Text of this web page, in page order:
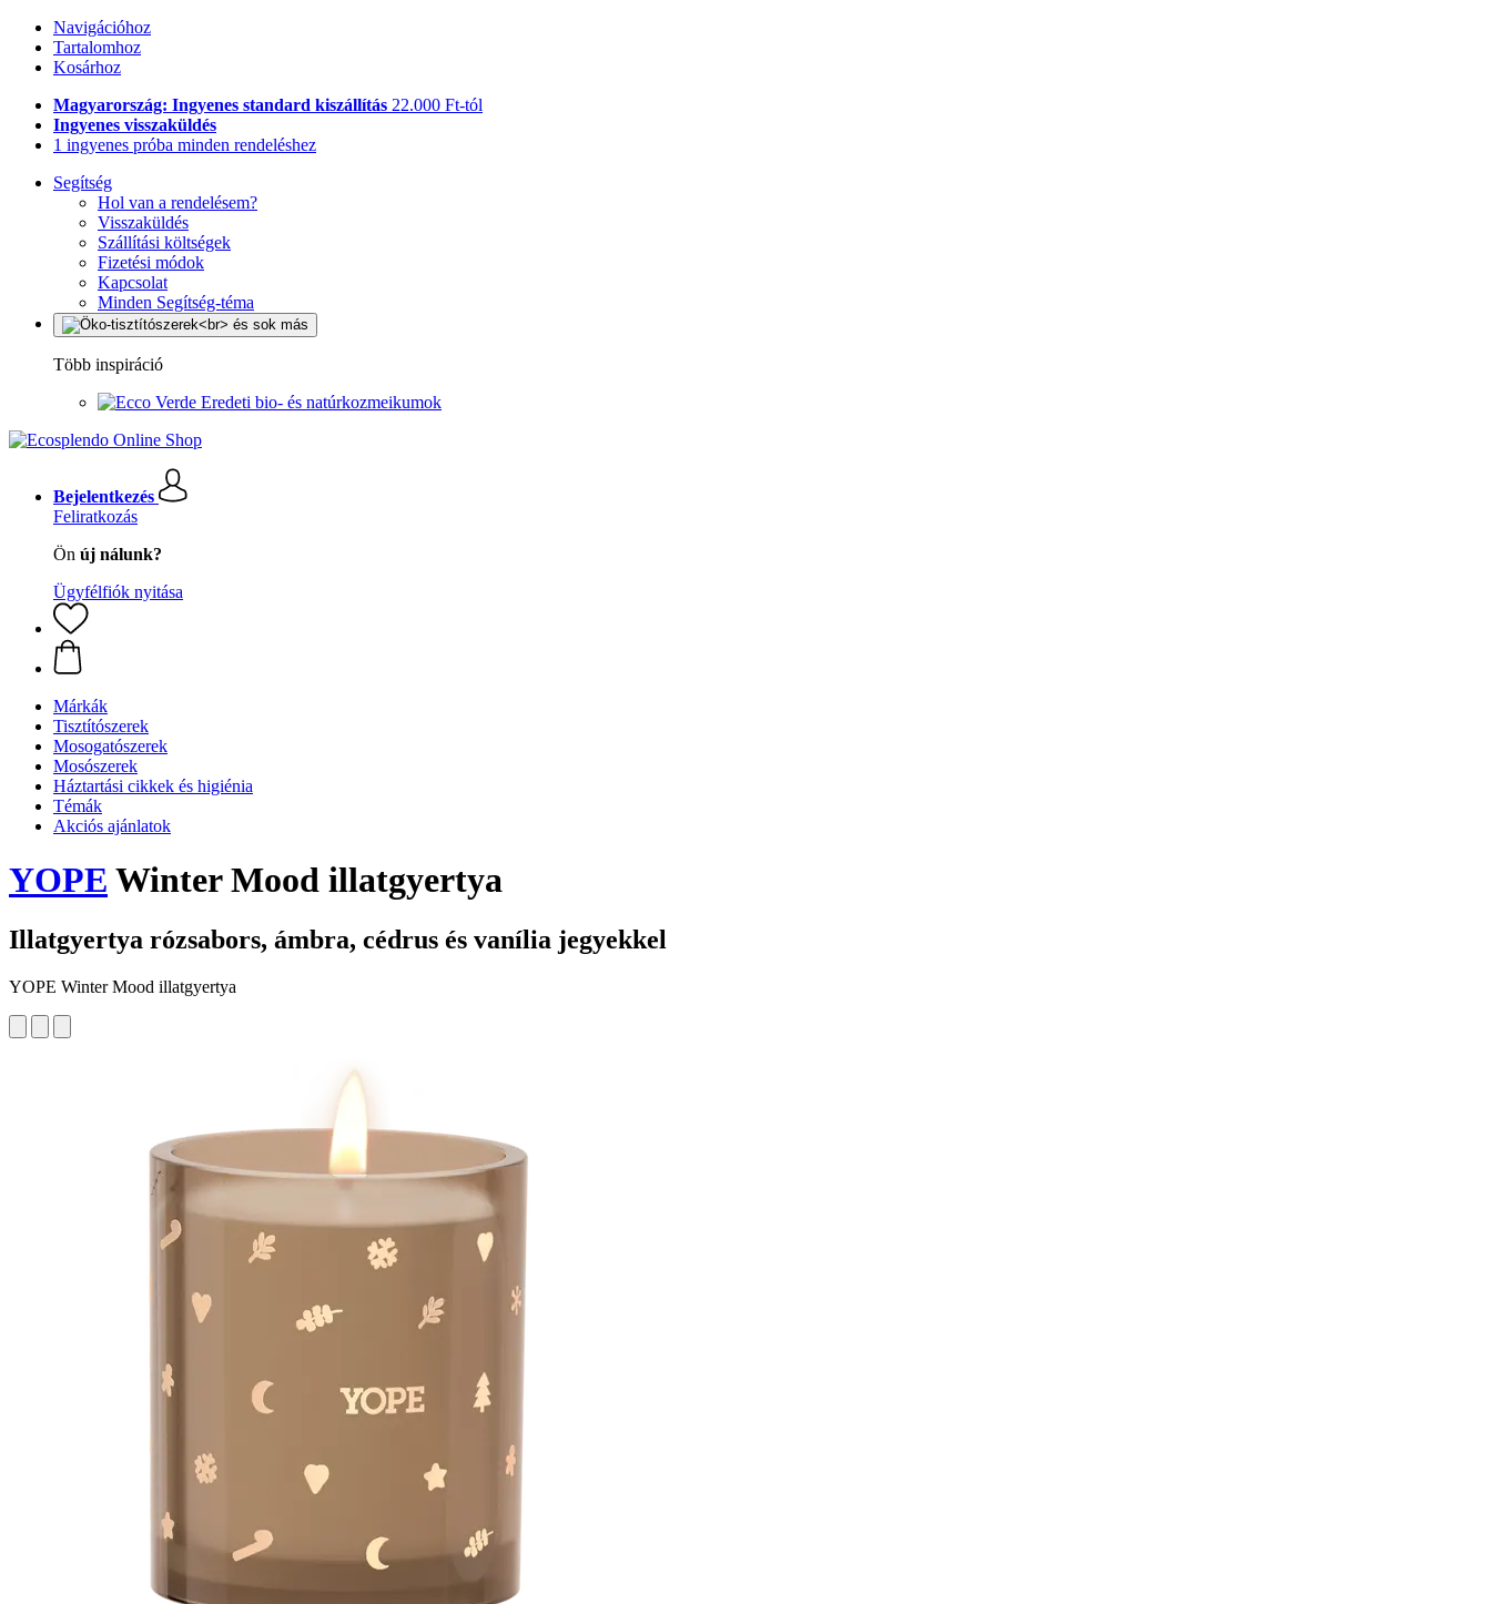
Navigációhoz
Tartalomhoz
Kosárhoz
Magyarország: Ingyenes standard kiszállítás 22.000 Ft-tól
Ingyenes visszaküldés
1 ingyenes próba minden rendeléshez
Segítség
Hol van a rendelésem?
Visszaküldés
Szállítási költségek
Fizetési módok
Kapcsolat
Minden Segítség-téma
Több inspiráció
Eredeti bio- és natúrkozmeikumok
Bejelentkezés
Feliratkozás
Ön új nálunk?
Ügyfélfiók nyitása
Márkák
Tisztítószerek
Mosogatószerek
Mosószerek
Háztartási cikkek és higiénia
Témák
Akciós ajánlatok
YOPE Winter Mood illatgyertya
Illatgyertya rózsabors, ámbra, cédrus és vanília jegyekkel
YOPE Winter Mood illatgyertya